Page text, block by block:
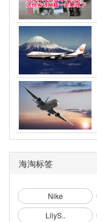
海淘标签
Nike
LilyS..